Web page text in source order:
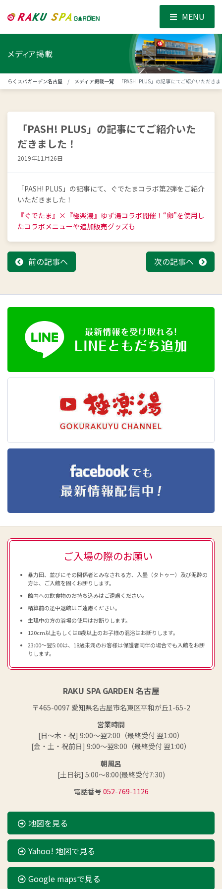
メディア掲載
らくスパガーデン名古屋 メディア掲載一覧 「PASH! PLUS」の記事にてご紹介いただき
「PASH! PLUS」の記事にてご紹介いた
だきました！
2019年11月26日
「PASH! PLUS」の記事にて、ぐでたまコラボ第2弾をご紹介
いただきました！
『ぐでたま』×『極楽湯』ゆず湯コラボ開催！“卵”を使用し
たコラボメニューや追加販売グッズも
前の記事へ 次の記事へ
ご入場の際のお願い
暴力団、並びにその関係者とみなされる方、入墨（タトゥー）及び泥酔の
方は、ご入館を固くお断りします。
館内への飲食物のお持ち込みはご遠慮ください。
精算前の途中退館はご遠慮ください。
生理中の方の浴場の使用はお断りします。
120cm以上もしくは8歳以上のお子様の混浴はお断りします。
23:00～翌5:00は、18歳未満のお客様は保護者同伴の場合でも入館をお断
りします。
RAKU SPA GARDEN 名古屋
〒465-0097 愛知県名古屋市名東区平和が丘1-65-2
営業時間
[日～木・祝] 9:00～翌2:00（最終受付 翌1:00）
[金・土・祝前日] 9:00～翌8:00（最終受付 翌1:00）
朝風呂
[土日祝] 5:00～8:00(最終受付7:30)
電話番号 052-769-1126
地図を見る
Yahoo! 地図で見る
Google mapsで見る
MENU